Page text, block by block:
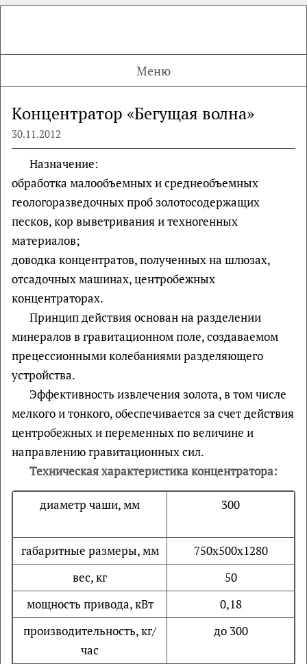
Меню
Концентратор «Бегущая волна»
30.11.2012
Назначение:
обработка малообъемных и среднеобъемных
геологоразведочных проб зо­лотосодержащих
песков, кор выветривания и техногенных
материалов;
доводка концентратов, полученных на шлюзах,
отсадочных машинах, центробежных
концентраторах.
Принцип действия основан на разделении
минералов в гравитационном поле, создаваемом
прецессионными колебаниями разделяющего
устройства.
Эффективность извлечения золота, в том числе
мелкого и тонкого, обеспе­чивается за счет действия
центробежных и переменных по величине и
направлению гравитационных сил.
Техническая характеристика концентратора:
диаметр чаши, мм 300
габаритные размеры, мм
750х500х1280
вес, кг
50
мощность привода, кВт
0,18
производительность, кг/
час
до 300